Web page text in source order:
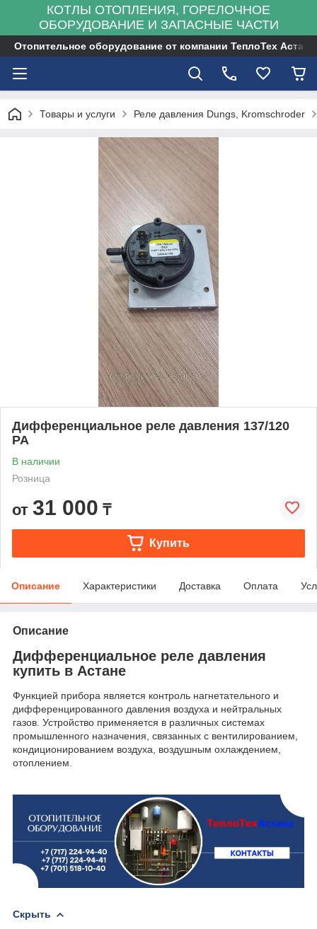
КОТЛЫ ОТОПЛЕНИЯ, ГОРЕЛОЧНОЕ
ОБОРУДОВАНИЕ И ЗАПАСНЫЕ ЧАСТИ
Отопительное оборудование от компании ТеплоТех Астана
Товары и услуги Реле давления Dungs, Kromschroder
Дифференциальное реле давления 137/120
PA
В наличии
Розница
от 31 000 ₸
Купить
Описание Характеристики Доставка Оплата
Описание
Дифференциальное реле давления
купить в Астане
Функцией прибора является контроль нагнетательного и
дифференцированного давления воздуха и нейтральных
газов. Устройство применяется в различных системах
промышленного назначения, связанных с вентилированием,
кондиционированием воздуха, воздушным охлаждением,
отоплением.
Скрыть